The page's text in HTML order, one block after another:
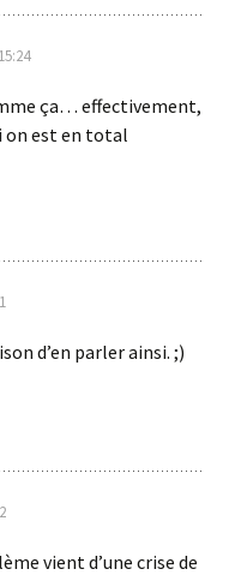
ça… effectivement,
on est en total
d’en parler ainsi. ;)
vient d’une crise de